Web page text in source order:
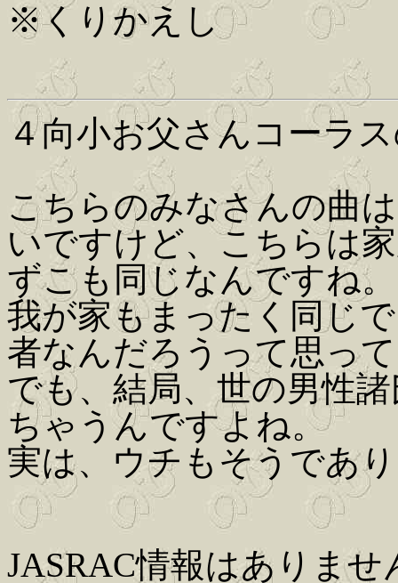
※くりかえし
４向小お父さんコーラ
こちらのみなさんの曲
いですけど、こちらは
ずこも同じなんですね。
我が家もまったく同じ
者なんだろうって思っ
でも、結局、世の男性
ちゃうんですよね。
実は、ウチもそうであ
JASRAC情報はありませ